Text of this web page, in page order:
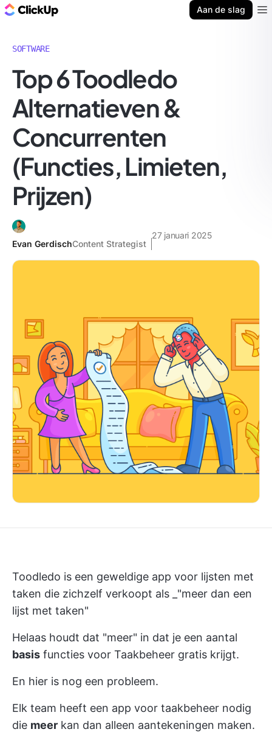
Aan de slag
SOFTWARE
Top 6 Toodledo
Alternatieven &
Concurrenten
(Functies, Limieten,
Prijzen)
Evan GerdischContent Strategist
27 januari 2025
Toodledo is een geweldige app voor lijsten met
taken die zichzelf verkoopt als _"meer dan een
lijst met taken"
Helaas houdt dat "meer" in dat je een aantal
basis functies voor Taakbeheer gratis krijgt.
En hier is nog een probleem.
Elk team heeft een app voor taakbeheer nodig
die meer kan dan alleen aantekeningen maken.